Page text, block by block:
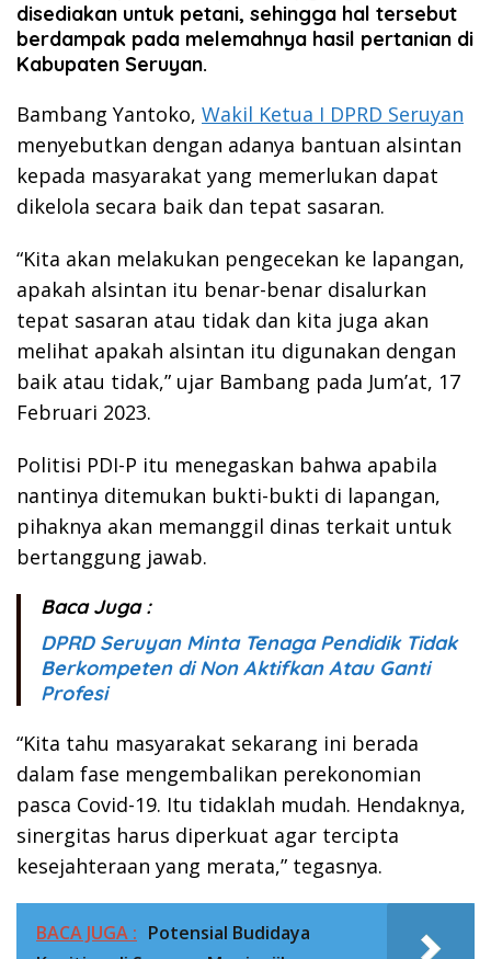
disediakan untuk petani, sehingga hal tersebut
berdampak pada melemahnya hasil pertanian di
Kabupaten Seruyan.
Bambang Yantoko, Wakil Ketua I DPRD Seruyan
menyebutkan dengan adanya bantuan alsintan
kepada masyarakat yang memerlukan dapat
dikelola secara baik dan tepat sasaran.
“Kita akan melakukan pengecekan ke lapangan,
apakah alsintan itu benar-benar disalurkan
tepat sasaran atau tidak dan kita juga akan
melihat apakah alsintan itu digunakan dengan
baik atau tidak,” ujar Bambang pada Jum’at, 17
Februari 2023.
Politisi PDI-P itu menegaskan bahwa apabila
nantinya ditemukan bukti-bukti di lapangan,
pihaknya akan memanggil dinas terkait untuk
bertanggung jawab.
Baca Juga :
DPRD Seruyan Minta Tenaga Pendidik Tidak
Berkompeten di Non Aktifkan Atau Ganti
Profesi
“Kita tahu masyarakat sekarang ini berada
dalam fase mengembalikan perekonomian
pasca Covid-19. Itu tidaklah mudah. Hendaknya,
sinergitas harus diperkuat agar tercipta
kesejahteraan yang merata,” tegasnya.
BACA JUGA : Potensial Budidaya